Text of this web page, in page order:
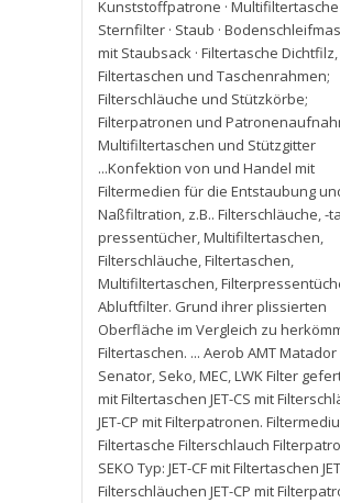
Kunststoffpatrone · Multifiltertasche
Sternfilter · Staub ·
mit Staubsack · Filtertasche Dichtfilz,
Filtertaschen und Taschenrahmen;
Filterschläuche und Stützkörbe;
Filterpatronen und
Multifiltertaschen und Stützgitter
...Konfektion von und Handel mit
Filtermedien für die Entstaubung
Naßfiltration, z.B.. Filterschläuche,-
pressentücher,Multifiltertaschen,
Filterschläuche,Filtertaschen,
Multifiltertaschen,
Abluftfilter. Grund ihrer plissierten
Oberfläche im Vergleich zu
Filtertaschen. ... Aerob AMT Matador
Senator, Seko,MEC,LWK Filter
mit Filtertaschen JET-CS mit
JET-CP mit Filterpatronen.
Filtertasche Filterschlauch
SEKO Typ: JET-CF mit Filtertaschen
Filterschläuchen JET-CP mit